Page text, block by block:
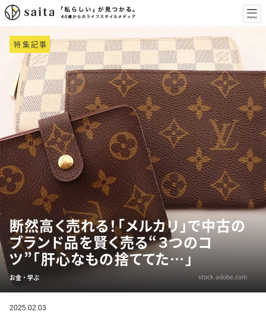
特集記事
断然高く売れる！「メルカリ」で中古の
ブランド品を賢く売る“３つのコ
ツ”「肝心なもの捨ててた…」
お金・学ぶ stock.adobe.com
2025.02.03